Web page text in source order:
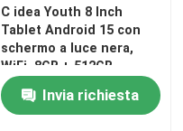
C idea Youth 8 Inch
Tablet Android 15 con
schermo a luce nera,
WiFi, 8GB + 512GB,
800*1280 IPS incell
CM828 Invia richiesta